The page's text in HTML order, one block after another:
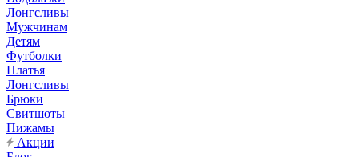
Лонгсливы
Мужчинам
Детям
Футболки
Платья
Лонгсливы
Брюки
Свитшоты
Пижамы
Акции